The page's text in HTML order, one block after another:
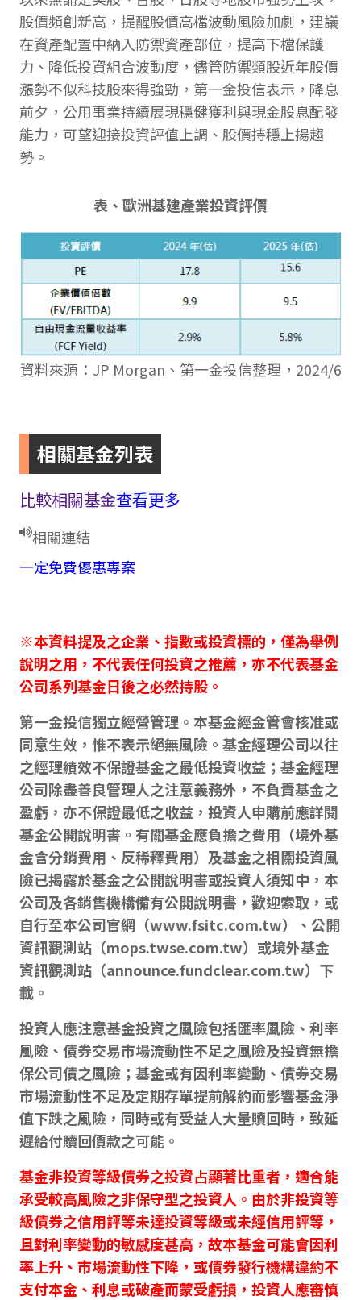
股價頻創新高，提醒股價高檔波動風險加劇，建議
在資產配置中納入防禦資產部位，提高下檔保護
力、降低投資組合波動度，儘管防禦類股近年股價
漲勢不似科技股來得強勁，第一金投信表示，降息
前夕，公用事業持續展現穩健獲利與現金股息配發
能力，可望迎接投資評值上調、股價持穩上揚趨
勢。
表、歐洲基建產業投資評價
資料來源：JP Morgan、第一金投信整理，2024/6
相關基金列表
比較相關基金查看更多
相關連結
一定免費優惠專案
※本資料提及之企業、指數或投資標的，僅為舉例
說明之用，不代表任何投資之推薦，亦不代表基金
公司系列基金日後之必然持股。
第一金投信獨立經營管理。本基金經金管會核准或
同意生效，惟不表示絕無風險。基金經理公司以往
之經理績效不保證基金之最低投資收益；基金經理
公司除盡善良管理人之注意義務外，不負責基金之
盈虧，亦不保證最低之收益，投資人申購前應詳閱
基金公開說明書。有關基金應負擔之費用（境外基
金含分銷費用、反稀釋費用）及基金之相關投資風
險已揭露於基金之公開說明書或投資人須知中，本
公司及各銷售機構備有公開說明書，歡迎索取，或
自行至本公司官網（www.fsitc.com.tw）、公開
資訊觀測站（mops.twse.com.tw）或境外基金
資訊觀測站（announce.fundclear.com.tw）下
載。
投資人應注意基金投資之風險包括匯率風險、利率
風險、債券交易市場流動性不足之風險及投資無擔
保公司債之風險；基金或有因利率變動、債券交易
市場流動性不足及定期存單提前解約而影響基金淨
值下跌之風險，同時或有受益人大量贖回時，致延
遲給付贖回價款之可能。
基金非投資等級債券之投資占顯著比重者，適合能
承受較高風險之非保守型之投資人。由於非投資等
級債券之信用評等未達投資等級或未經信用評等，
且對利率變動的敏感度甚高，故本基金可能會因利
率上升、市場流動性下降，或債券發行機構違約不
支付本金、利息或破產而蒙受虧損，投資人應審慎